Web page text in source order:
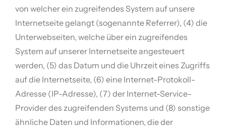
von welcher ein zugreifendes System auf unsere
Internetseite gelangt (sogenannte Referrer), (4) die
Unterwebseiten, welche über ein zugreifendes
System auf unserer Internetseite angesteuert
werden, (5) das Datum und die Uhrzeit eines Zugriffs
auf die Internetseite, (6) eine Internet-Protokoll-
Adresse (IP-Adresse), (7) der Internet-Service-
Provider des zugreifenden Systems und (8) sonstige
ähnliche Daten und Informationen, die der